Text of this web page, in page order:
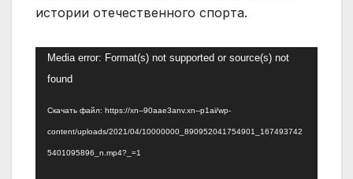
истории отечественного спорта.
Видеоплеер
Media error: Format(s) not supported or source(s) not
found
Скачать файл: https://xn--90aae3anv.xn--p1ai/wp-
content/uploads/2021/04/10000000_890952041754901_167493742
5401095896_n.mp4?_=1